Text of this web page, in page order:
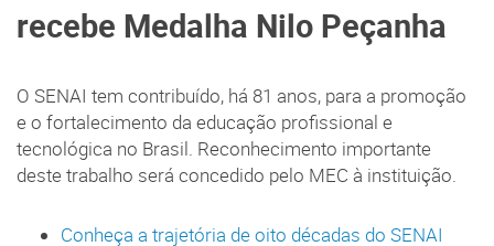
recebe Medalha Nilo Peçanha
O SENAI tem contribuído, há 81 anos, para a promoção
e o fortalecimento da educação profissional e
tecnológica no Brasil. Reconhecimento importante
deste trabalho será concedido pelo MEC à instituição.
Conheça a trajetória de oito décadas do SENAI